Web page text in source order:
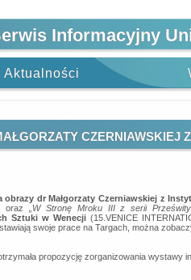
Informacyjny
Aktualności
CZERNIAWSKIEJ
obrazy dr Małgorzaty Czerniawskiej z
oraz
„W Stronę Mroku III z serii
Sztuki w Wenecji (15.VENICE
swoje prace na Targach, można
propozycję zorganizowania wystawy